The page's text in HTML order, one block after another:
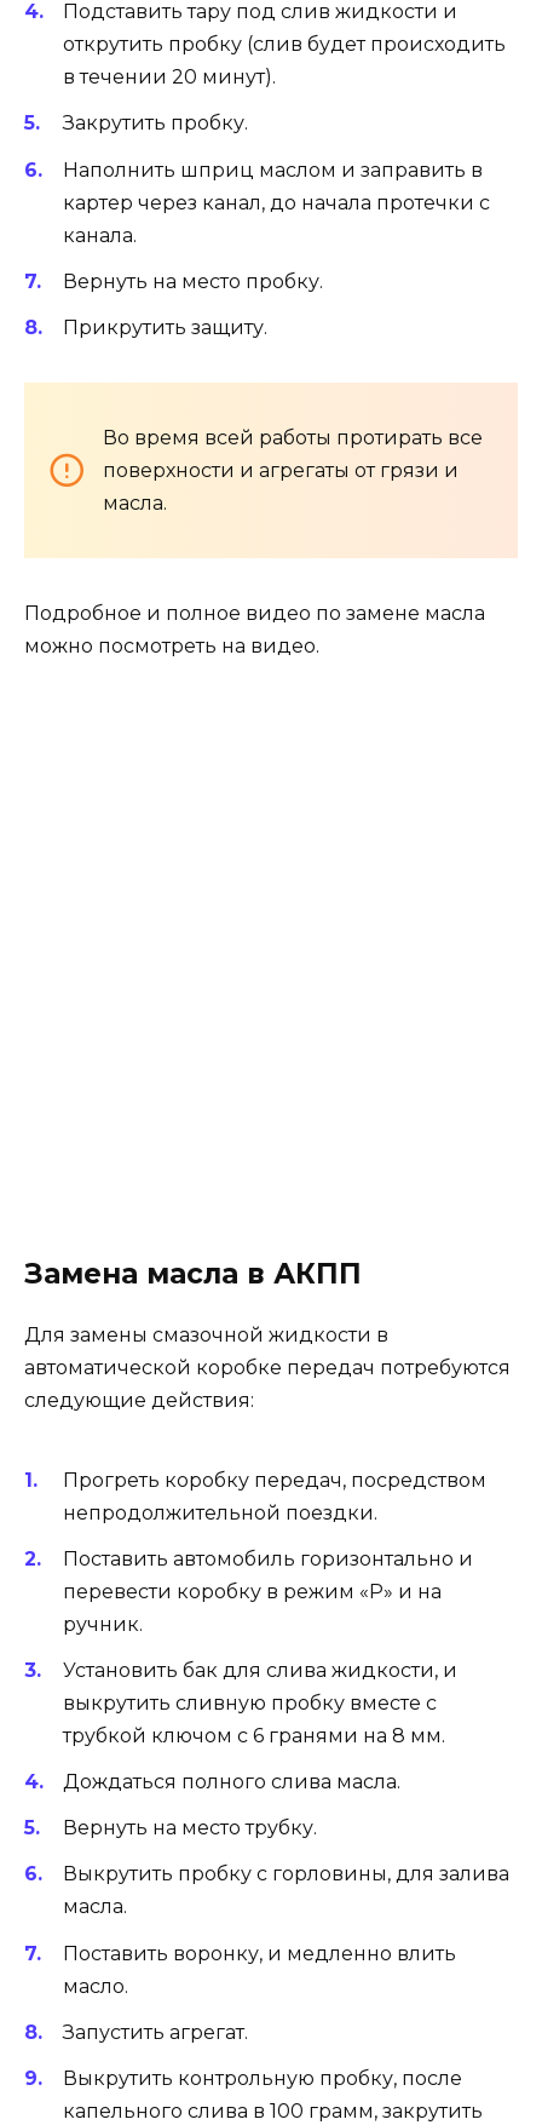
Подставить тару под слив жидкости и
открутить пробку (слив будет происходить
в течении 20 минут).
Закрутить пробку.
Наполнить шприц маслом и заправить в
картер через канал, до начала протечки с
канала.
Вернуть на место пробку.
Прикрутить защиту.
Во время всей работы протирать все
поверхности и агрегаты от грязи и
масла.
Подробное и полное видео по замене масла
можно посмотреть на видео.
Замена масла в АКПП
Для замены смазочной жидкости в
автоматической коробке передач потребуются
следующие действия:
Прогреть коробку передач, посредством
непродолжительной поездки.
Поставить автомобиль горизонтально и
перевести коробку в режим «Р» и на
ручник.
Установить бак для слива жидкости, и
выкрутить сливную пробку вместе с
трубкой ключом с 6 гранями на 8 мм.
Дождаться полного слива масла.
Вернуть на место трубку.
Выкрутить пробку с горловины, для залива
масла.
Поставить воронку, и медленно влить
масло.
Запустить агрегат.
Выкрутить контрольную пробку, после
капельного слива в 100 грамм, закрутить